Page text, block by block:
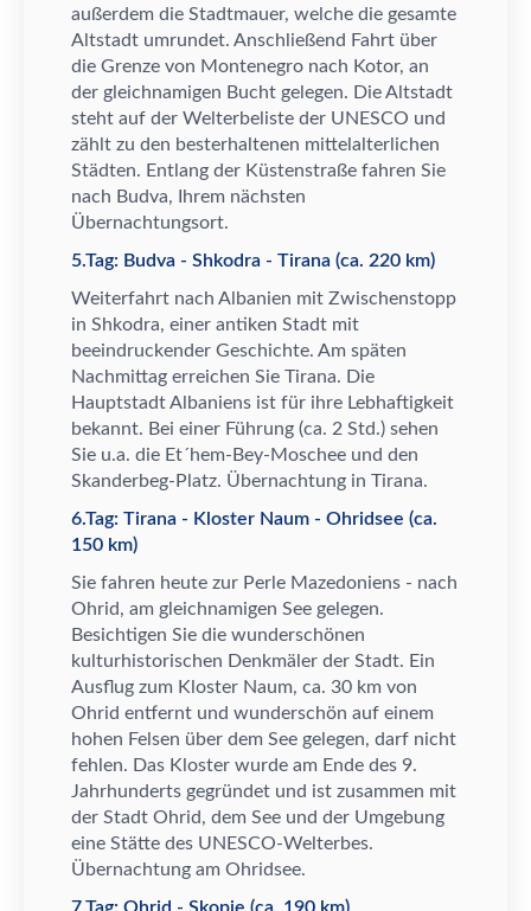
außerdem die Stadtmauer, welche die gesamte
Altstadt umrundet. Anschließend Fahrt über
die Grenze von Montenegro nach Kotor, an
der gleichnamigen Bucht gelegen. Die Altstadt
steht auf der Welterbeliste der UNESCO und
zählt zu den besterhaltenen mittelalterlichen
Städten. Entlang der Küstenstraße fahren Sie
nach Budva, Ihrem nächsten
Übernachtungsort.
5.Tag: Budva - Shkodra - Tirana (ca. 220 km)
Weiterfahrt nach Albanien mit Zwischenstopp
in Shkodra, einer antiken Stadt mit
beeindruckender Geschichte. Am späten
Nachmittag erreichen Sie Tirana. Die
Hauptstadt Albaniens ist für ihre Lebhaftigkeit
bekannt. Bei einer Führung (ca. 2 Std.) sehen
Sie u.a. die Et´hem-Bey-Moschee und den
Skanderbeg-Platz. Übernachtung in Tirana.
6.Tag: Tirana - Kloster Naum - Ohridsee (ca.
150 km)
Sie fahren heute zur Perle Mazedoniens - nach
Ohrid, am gleichnamigen See gelegen.
Besichtigen Sie die wunderschönen
kulturhistorischen Denkmä ler der Stadt. Ein
Ausflug zum Kloster Naum, ca. 30 km von
Ohrid entfernt und wunderschön auf einem
hohen Felsen über dem See gelegen, darf nicht
fehlen. Das Kloster wurde am Ende des 9.
Jahrhunderts gegründet und ist zusammen mit
der Stadt Ohrid, dem See und der Umgebung
eine Stätte des UNESCO-Welterbes.
Übernachtung am Ohridsee.